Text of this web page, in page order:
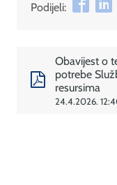
Podijeli:
Obavijest o
potrebe
resursima
24.4.2026.